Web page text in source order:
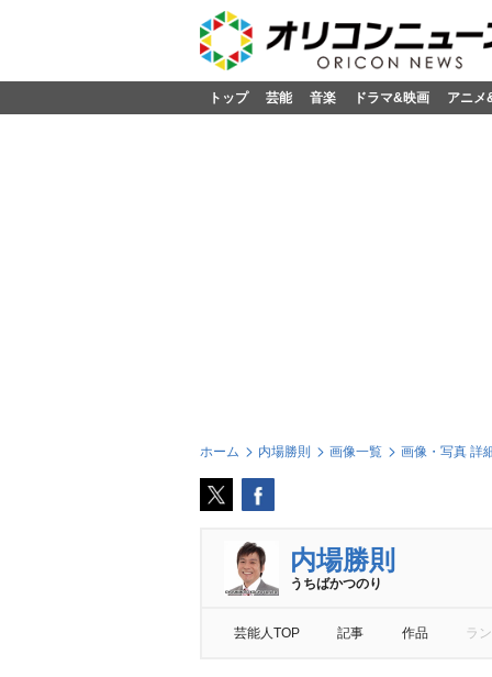
トップ 芸能 音楽 ドラマ&映画 アニメ
ホーム 内場勝則 画像一覧 画像・写真 詳
内場勝則
うちばかつのり
芸能人TOP 記事 作品 ラ